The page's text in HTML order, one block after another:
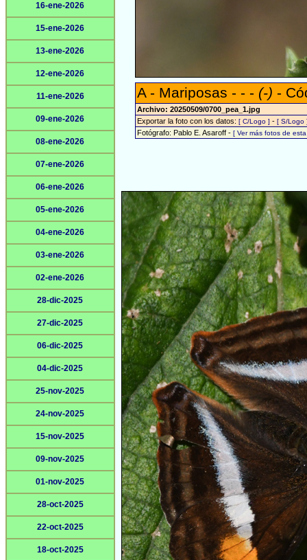
16-ene-2026
15-ene-2026
13-ene-2026
12-ene-2026
11-ene-2026
09-ene-2026
08-ene-2026
07-ene-2026
06-ene-2026
05-ene-2026
04-ene-2026
03-ene-2026
02-ene-2026
28-dic-2025
27-dic-2025
06-dic-2025
04-dic-2025
25-nov-2025
24-nov-2025
15-nov-2025
09-nov-2025
01-nov-2025
28-oct-2025
22-oct-2025
18-oct-2025
A - Mariposas - - - (-) -
Archivo: 20250509/0700_pea_1.jpg
Exportar la foto con los datos: [ C/Logo ] - [ S/Logo
Fotógrafo: Pablo E. Asaroff - [ Ver más fotos de